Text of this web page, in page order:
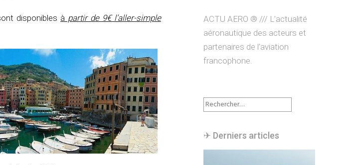
disponibles à partir de 9€ l’aller-simple
ACTU AERO ® /// L’actualité
aéronautique des acteurs et
partenaires de l’aviation
francophone.
Rechercher :
✈︎ Derniers articles